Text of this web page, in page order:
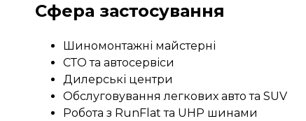
Сфера застосування
Шиномонтажні майстерні
СТО та автосервіси
Дилерські центри
Обслуговування легкових авто та SUV
Робота з RunFlat та UHP шинами